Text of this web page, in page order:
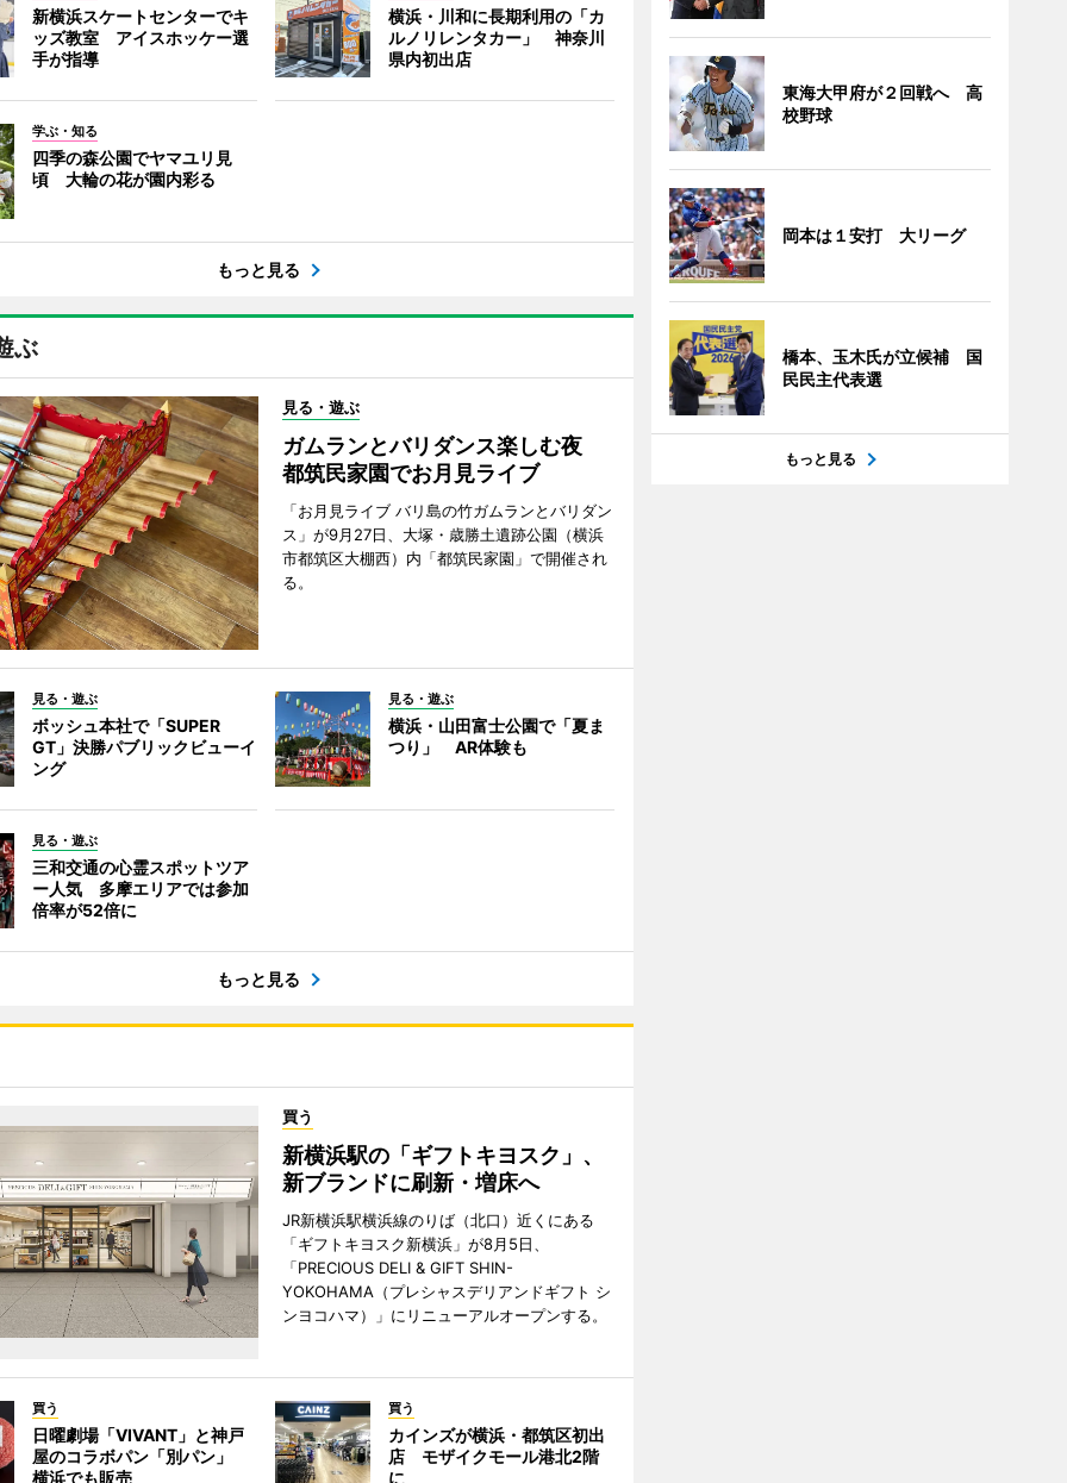
新横浜スケートセンターでキ
ッズ教室 アイスホッケー選
手が指導
横浜・川和に長期利用の「カ
ルノリレンタカー」 神奈川
県内初出店
学ぶ・知る
四季の森公園でヤマユリ見
頃 大輪の花が園内彩る
もっと見る
ぶ
見る・遊ぶ
ガムランとバリダンス楽しむ夜
都筑民家園でお月見ライブ
「お月見ライブ バリ島の竹ガムランとバリダン
ス」が9月27日、大塚・歳勝土遺跡公園（横浜
市都筑区大棚西）内「都筑民家園」で開催され
る。
見る・遊ぶ
ボッシュ本社で「SUPER
GT」決勝パブリックビューイ
ング
見る・遊ぶ
横浜・山田富士公園で「夏ま
つり」 AR体験も
見る・遊ぶ
三和交通の心霊スポットツア
ー人気 多摩エリアでは参加
倍率が52倍に
もっと見る
買う
新横浜駅の「ギフトキヨスク」、
新ブランドに刷新・増床へ
JR新横浜駅横浜線のりば（北口）近くにある
「ギフトキヨスク新横浜」が8月5日、
「PRECIOUS DELI & GIFT SHIN-
YOKOHAMA（プレシャスデリアンドギフト シ
ンヨコハマ）」にリニューアルオープンする。
買う
日曜劇場「VIVANT」と神戸
屋のコラボパン「別パン」
横浜でも販売
買う
カインズが横浜・都筑区初出
店 モザイクモール港北2階
に
東海大甲府が２回戦へ 高
校野球
岡本は１安打 大リーグ
橋本、玉木氏が立候補 国
民民主代表選
もっと見る